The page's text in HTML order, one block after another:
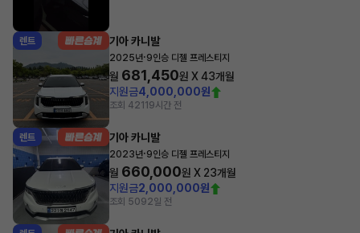
렌트 기아 카니발
2025년·9인승 디젤 프레스티지
월 681,450원 X43개월
지원금4,000,000원
조회 421 19시간 전
렌트 기아 카니발
2023년·9인승 디젤 프레스티지
월 660,000원 X 23개월
지원금2,000,000원
조회 5092일 전